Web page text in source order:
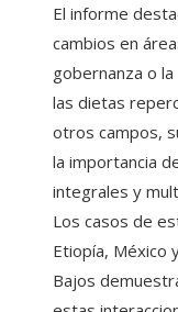
El informe
cambios en
gobernanza o la
las dietas
otros campos,
la importancia
integrales y
Los casos de
Etiopía, México
Bajos